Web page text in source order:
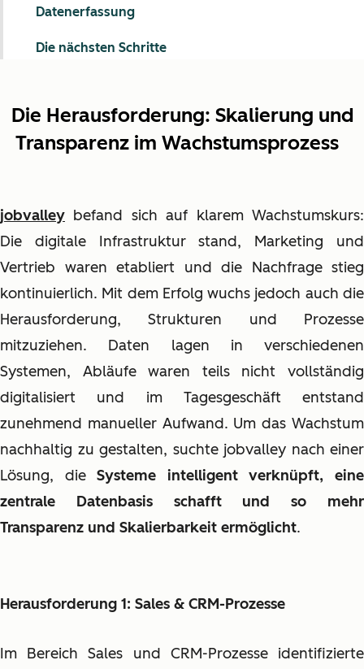
Die Herausforderung: Skalierung und
Transparenz im Wachstumsprozess
jobvalley befand sich auf klarem Wachstumskurs:
Die digitale Infrastruktur stand, Marketing und
Vertrieb waren etabliert und die Nachfrage stieg
kontinuierlich. Mit dem Erfolg wuchs jedoch auch die
Herausforderung, Strukturen und Prozesse
mitzuziehen. Daten lagen in verschiedenen
Systemen, Abläufe waren teils nicht vollständig
digitalisiert und im Tagesgeschäft entstand
zunehmend manueller Aufwand. Um das Wachstum
nachhaltig zu gestalten, suchte jobvalley nach einer
Lösung, dieSysteme intelligent verknüpft, eine
zentrale Datenbasis schafft und so mehr
Transparenz und Skalierbarkeit ermöglicht.
Herausforderung 1: Sales & CRM-Prozesse
Im Bereich Sales und CRM-Prozesse identifizierte
Datenerfassung
Die nächsten Schritte